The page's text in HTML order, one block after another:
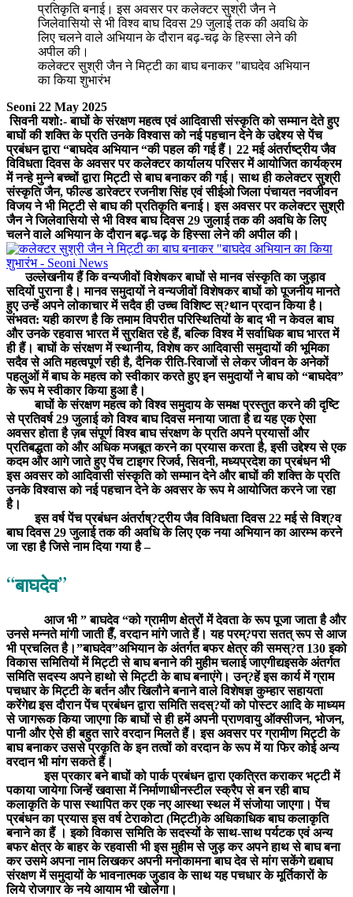
कलेक्टर सुश्री जैन ने मिट्टी का बाघ बनाकर "बाघदेव अभियान
का किया शुभारंभ
Seoni 22 May 2025
सिवनी यशो:- बाघों के संरक्षण महत्व एवं आदिवासी संस्कृति को सम्मान देते हुए
बाघों की शक्ति के प्रति उनके विश्वास को नई पहचान देने के उद्देश्य से पेंच
प्रबंधन द्वारा “बाघदेव अभियान “की पहल की गई हैं। 22 मई अंतर्राष्ट्रीय जैव
विविधता दिवस के अवसर पर कलेक्टर कार्यालय परिसर में आयोजित कार्यक्रम
में नन्हे मुन्ने बच्चों द्वारा मिट्टी से बाघ बनाकर की गई। साथ ही कलेक्टर सुश्री
संस्कृति जैन, फील्ड डारेक्टर रजनीश सिंह एवं सीईओ जिला पंचायत नवजीवन
विजय ने भी मिट्टी से बाघ की प्रतिकृति बनाई। इस अवसर पर कलेक्टर सुश्री
जैन ने जिलेवासियो से भी विश्व बाघ दिवस 29 जुलाई तक की अवधि के लिए
चलने वाले अभियान के दौरान बढ़-चढ़ के हिस्सा लेने की अपील की।
उल्लेखनीय हैं कि वन्यजीवों विशेषकर बाघों से मानव संस्कृति का जुड़ाव
सदियों पुराना है। मानव समुदायों ने वन्यजीवों विशेषकर बाघों को पूजनीय मानते
हुए उन्हें अपने लोकाचार में सदैव ही उच्च विशिष्ट स्?थान प्रदान किया है।
संभवत: यही कारण है कि तमाम विपरीत परिस्थितियों के बाद भी न केवल बाघ
और उनके रहवास भारत में सुरक्षित रहे हैं, बल्कि विश्व में सर्वाधिक बाघ भारत में
ही हैं। बाघों के संरक्षण में स्थानीय, विशेष कर आदिवासी समुदायों की भूमिका
सदैव से अति महत्वपूर्ण रही है, दैनिक रीति-रिवाजों से लेकर जीवन के अनेकों
पहलुओं में बाघ के महत्व को स्वीकार करते हुए इन समुदायों ने बाघ को “बाघदेव”
के रूप मे स्वीकार किया हुआ है।
बाघों के संरक्षण महत्व को विश्व समुदाय के समक्ष प्रस्तुत करने की दृष्टि
से प्रतिवर्ष 29 जुलाई को विश्व बाघ दिवस मनाया जाता है द्य यह एक ऐसा
अवसर होता है ज़ब संपूर्ण विश्व बाघ संरक्षण के प्रति अपने प्रयासों और
प्रतिबद्धता को और अधिक मजबूत करने का प्रयास करता है, इसी उद्देश्य से एक
कदम और आगे जाते हुए पेंच टाइगर रिजर्व, सिवनी, मध्यप्रदेश का प्रबंधन भी
इस अवसर को आदिवासी संस्कृति को सम्मान देने और बाघों की शक्ति के प्रति
उनके विश्वास को नई पहचान देने के अवसर के रूप मे आयोजित करने जा रहा
है।
इस वर्ष पेंच प्रबंधन अंतर्राष्?ट्रीय जैव विविधता दिवस 22 मई से विश्?व
बाघ दिवस 29 जुलाई तक की अवधि के लिए एक नया अभियान का आरम्भ करने
जा रहा है जिसे नाम दिया गया है –
“बाघदेव”
आज भी ” बाघदेव “को ग्रामीण क्षेत्रों में देवता के रूप पूजा जाता है और
उनसे मन्नते मांगी जाती हैँ, वरदान मांगे जाते हैं। यह परम्?परा सतत् रूप से आज
भी प्रचलित है।”बाघदेव”अभियान के अंतर्गत बफर क्षेत्र की समस्?त 130 इको
विकास समितियों में मिट्टी से बाघ बनाने की मुहीम चलाई जाएगीद्यइसके अंतर्गत
समिति सदस्य अपने हाथो से मिट्टी के बाघ बनाएंगे। उन्?हें इस कार्य में ग्राम
पचधार के मिट्टी के बर्तन और खिलौने बनाने वाले विशेषज्ञ कुम्हार सहायता
करेंगेद्य इस दौरान पेंच प्रबंधन द्वारा समिति सदस्?यों को पोस्टर आदि के माध्यम
से जागरूक किया जाएगा कि बाघों से ही हमें अपनी प्राणवायु ऑक्सीजन, भोजन,
पानी और ऐसे ही बहुत सारे वरदान मिलते हैं। इस अवसर पर ग्रामीण मिट्टी के
बाघ बनाकर उससे प्रकृति के इन तत्वों को वरदान के रूप में या फिर कोई अन्य
वरदान भी मांग सकते हैं।
इस प्रकार बने बाघों को पार्क प्रबंधन द्वारा एकत्रित कराकर भट्टी में
पकाया जायेगा जिन्हें खवासा में निर्माणाधीनस्टील स्क्रैप से बन रही बाघ
कलाकृति के पास स्थापित कर एक नए आस्था स्थल में संजोया जाएगा। पेंच
प्रबंधन का प्रयास इस वर्ष टेराकोटा (मिट्टी)के अधिकाधिक बाघ कलाकृति
बनाने का हैं । इको विकास समिति के सदस्यों के साथ-साथ पर्यटक एवं अन्य
बफर क्षेत्र के बाहर के रहवासी भी इस मुहीम से जुड़ कर अपने हाथ से बाघ बना
कर उसमे अपना नाम लिखकर अपनी मनोकामना बाघ देव से मांग सकेंगे द्यबाघ
संरक्षण में समुदायों के भावनात्मक जुडाव के साथ यह पचधार के मूर्तिकारों के
लिये रोजगार के नये आयाम भी खोलेगा।